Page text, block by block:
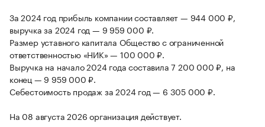
За 2024 год прибыль компании составляет — 944 000 ₽,
выручка за 2024 год — 9 959 000 ₽.
Размер уставного капитала Общество с ограниченной
ответственностью «НИК» — 100 000 ₽.
Выручка на начало 2024 года составила 7 200 000 ₽, на
конец — 9 959 000 ₽.
Себестоимость продаж за 2024 год — 6 305 000 ₽.
На 08 августа 2026 организация действует.